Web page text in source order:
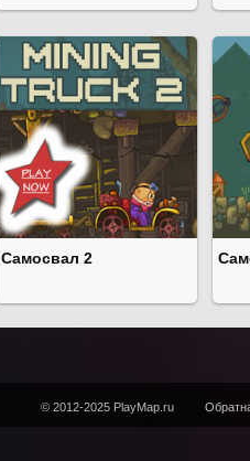
Самосвал 2
© 2012-2025 PlayMap.ru